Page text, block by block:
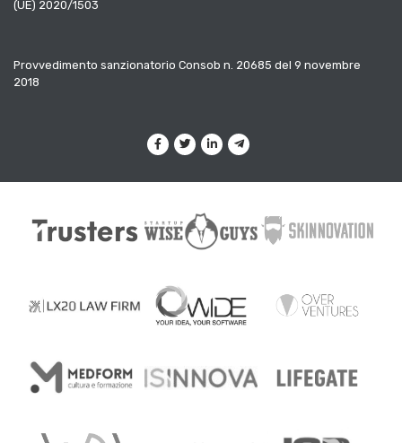
(UE) 2020/1503
Provvedimento sanzionatorio Consob n. 20685 del 9 novembre
2018